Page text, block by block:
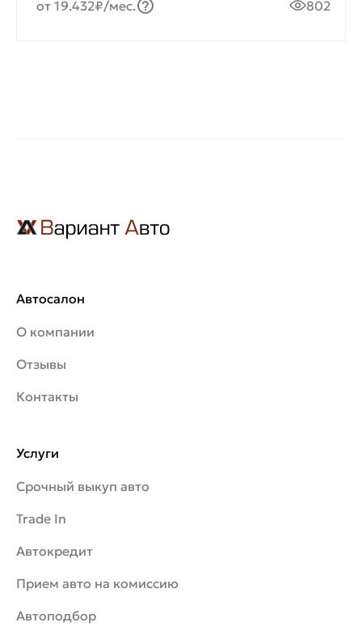
от 19.432₽/мес. 802
Автосалон
О компании
Отзывы
Контакты
Услуги
Срочный выкуп авто
Trade In
Автокредит
Прием авто на комиссию
Автоподбор